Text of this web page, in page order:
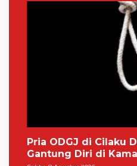
Pria ODGJ di Cilaku
Gantung Diri di